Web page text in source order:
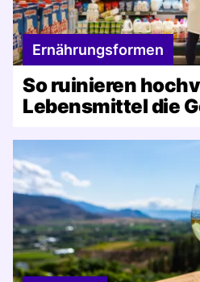
Ernährungsformen
So ruinieren
Lebensmittel die